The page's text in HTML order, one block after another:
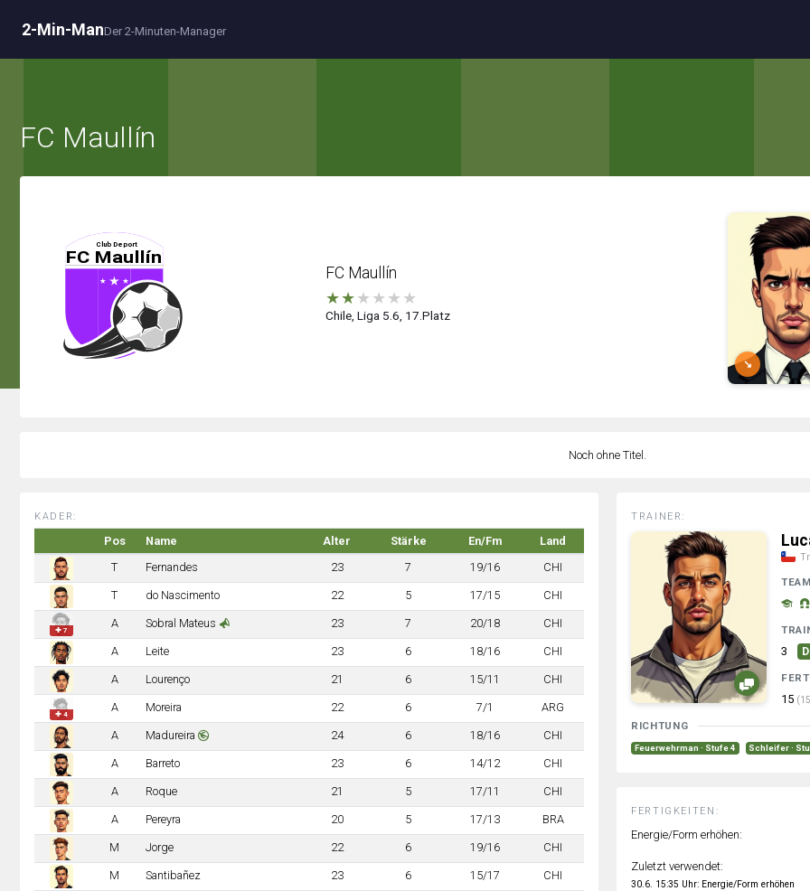
2-Min-ManDer 2-Minuten-Manager
FC Maullín
FC Maullín
★★★ ★ ★ ★
Chile, Liga 5.6, 17.Platz
↘
Noch ohne Titel.
KADER:
Pos Name Alter Stärke En/Fm
Land
T
Fernandes 23 7 19/16 CHI
T do Nascimento 22 5 17/15 CHI
✚ 7
A Sobral Mateus 23 7 20/18 CHI
A Leite 23 6 18/16 CHI
A Lourenço 21 6 15/11 CHI
✚ 4
A Moreira 22 6 7/1 ARG
A Madureira 24 6 18/16 CHI
A Barreto 23 6 14/12 CHI
A Roque 21 5 17/11 CHI
A Pereyra 20 5 17/13 BRA
M Jorge 22 6 19/16 CHI
M Santibañez 23 6 15/17 CHI
TRAINER:
3
15
RICHTUNG
Feuerwehrman · Stufe 4 Schleifer ·
FERTIGKEITEN:
Energie/Form erhöhen:
Zuletzt verwendet:
30.6. 15:35 Uhr: Energie/Form erhöhen